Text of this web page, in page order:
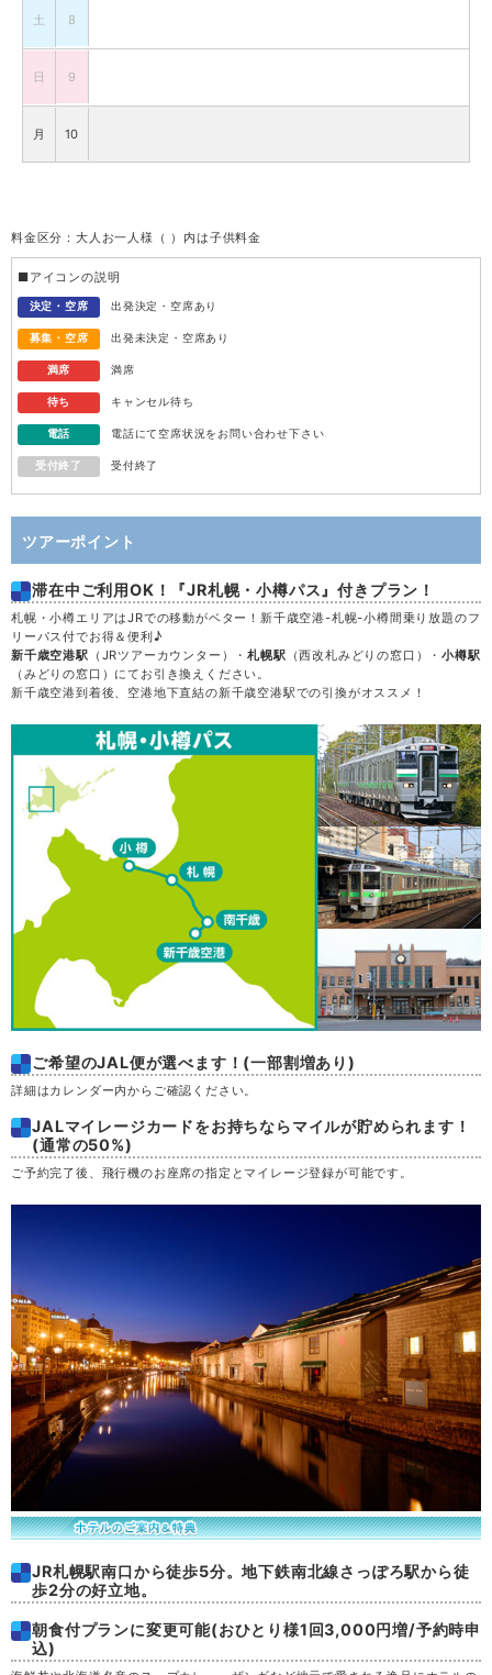
土 8
日 9
月 10
水 12
木 13
金 14
日 16
月 17
火 18
水 19
土
23
月
火
金 28
月 31
料金区分：大人お一人様（ ）内は子供料金
■アイコンの説明
決定・空席 出発決定・空席あり
募集・空席 出発未決定・空席あり
満席 満席
待ち キャンセル待ち
電話 電話にて空席状況をお問い合わせ下さい
受付終了 受付終了
ツアーポイント
滞在中ご利用OK！『JR札幌・小樽パス』付きプラン！
札幌・小樽エリアはJRでの移動がベター！新千歳空港-札幌-小樽間乗り放題のフ
リーパス付でお得＆便利♪
新千歳空港駅 （JRツアーカウンター）・札幌駅 （西改札みどりの窓口）・小樽駅
（みどりの窓口）にてお引き換えください。
新千歳空港到着後、空港地下直結の新千歳空港駅での引換がオススメ！
ご希望のJAL便が選べます！(一部割増あり)
詳細はカレンダー内からご確認ください。
JALマイレージカードをお持ちならマイルが貯められます！
(通常の50%)
ご予約完了後、飛行機のお座席の指定とマイレージ登録が可能です。
JR札幌駅南口から徒歩5分。地下鉄南北線さっぽろ駅から徒
歩2分の好立地。
朝食付プランに変更可能(おひとり様1回3,000円増/予約時申
込)